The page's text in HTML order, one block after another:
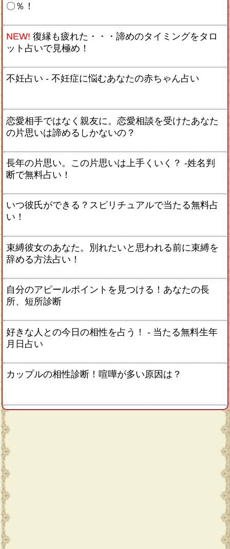
〇％！
NEW! 復縁も疲れた・・・諦めのタイミングをタロ
ット占いで見極め！
不妊占い - 不妊症に悩むあなたの赤ちゃん占い
恋愛相手ではなく親友に。恋愛相談を受けたあなた
の片思いは諦めるしかないの？
長年の片思い。この片思いは上手くいく？ -姓名判
断で無料占い！
いつ彼氏ができる？スピリチュアルで当たる無料占
い！
束縛彼女のあなた。別れたいと思われる前に束縛を
辞める方法占い！
自分のアピールポイントを見つける！あなたの長
所、短所診断
好きな人との今日の相性を占う！ ‐ 当たる無料生年
月日占い
カップルの相性診断！喧嘩が多い原因は？